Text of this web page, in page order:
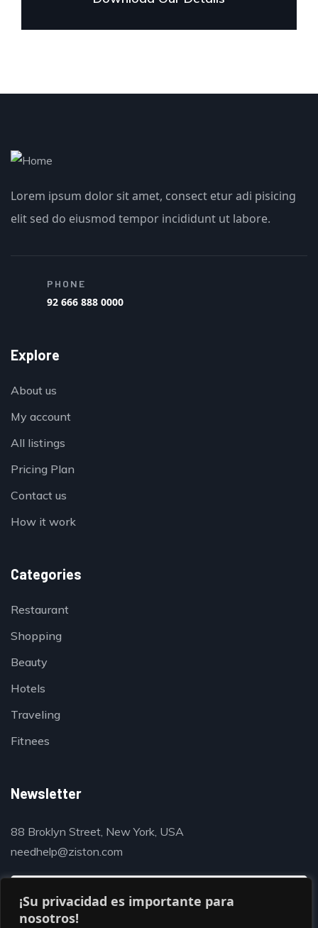
¡Su privacidad es importante para
nosotros!
Lorem ipsum dolor sit amet, consect etur adi pisicing
elit sed do eiusmod tempor incididunt ut labore.
PHONE
92 666 888 0000
Explore
About us
My account
All listings
Pricing Plan
Contact us
How it work
Categories
Restaurant
Shopping
Beauty
Hotels
Traveling
Fitnees
Newsletter
88 Broklyn Street, New York, USA
needhelp@ziston.com